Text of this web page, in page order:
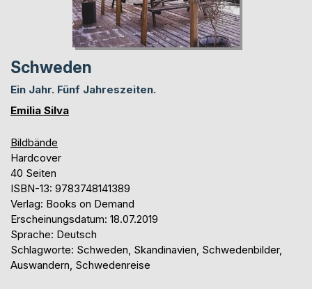
Schweden
Ein Jahr. Fünf Jahreszeiten.
Emilia Silva
Bildbände
Hardcover
40 Seiten
ISBN-13: 9783748141389
Verlag: Books on Demand
Erscheinungsdatum: 18.07.2019
Sprache: Deutsch
Schlagworte: Schweden, Skandinavien, Schwedenbilder,
Auswandern, Schwedenreise